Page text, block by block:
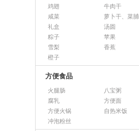
鸡翅
牛肉干
咸菜
萝卜干、菜脯
礼盒
汤圆
粽子
苹果
雪梨
香蕉
橙子
方便食品
火腿肠
八宝粥
腐乳
方便面
方便火锅
自热米饭
冲泡粉丝